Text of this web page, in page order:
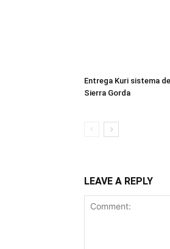
Entrega Kuri sistema
Sierra Gorda
LEAVE A REPLY